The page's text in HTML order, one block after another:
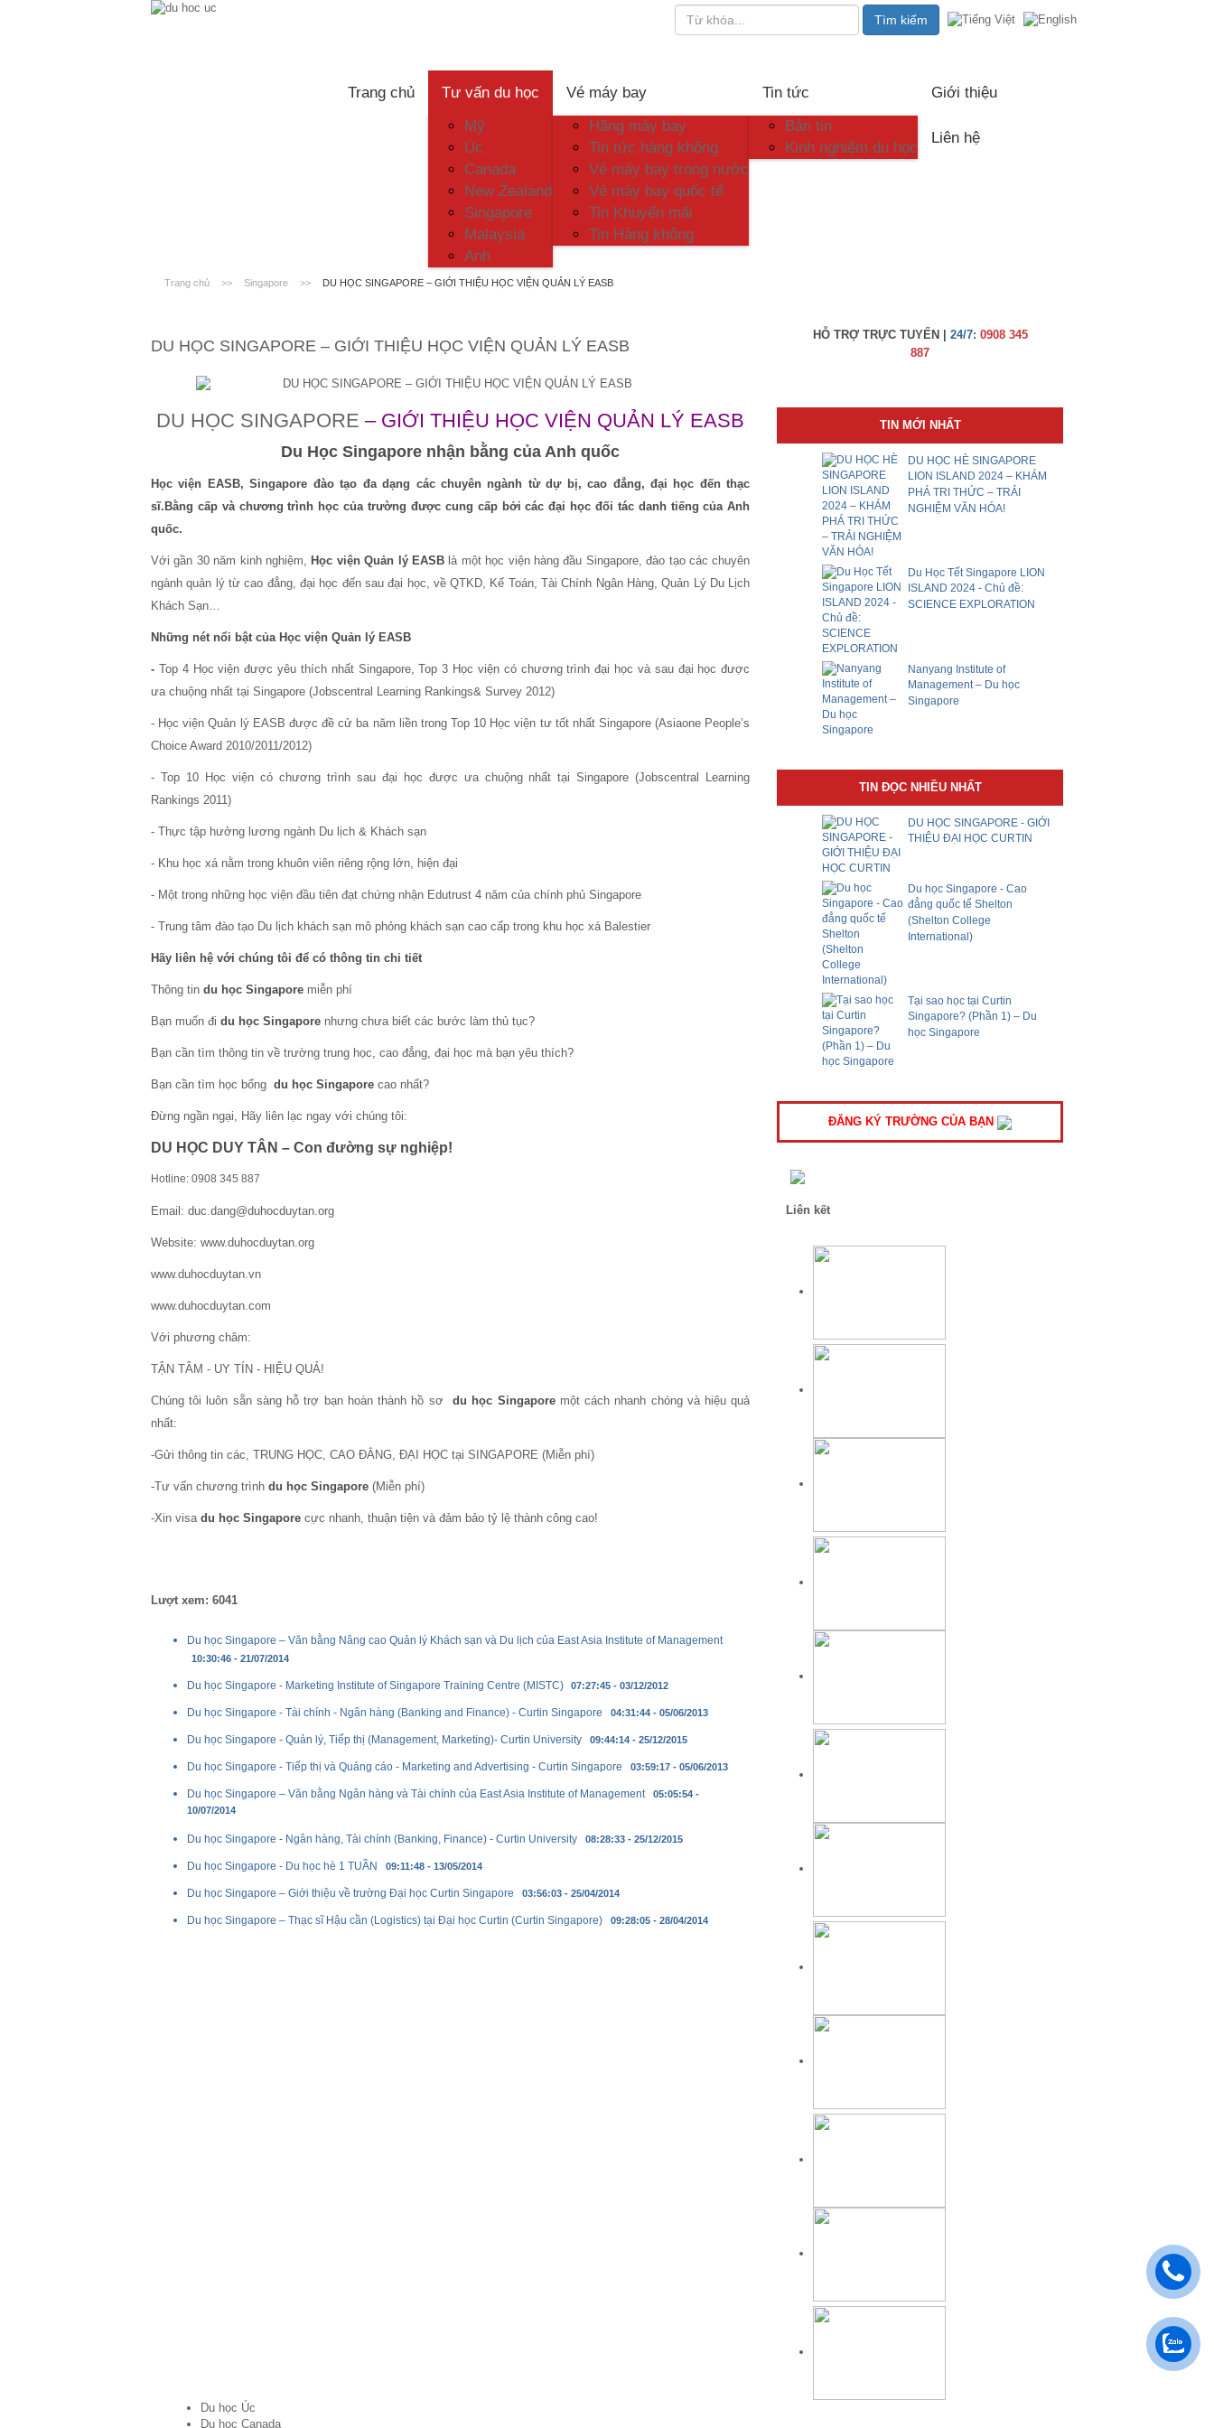
Trang chủ
Tư vấn du học
Mỹ
Úc
Canada
New Zealand
Singapore
Malaysia
Anh
Vé máy bay
Hãng máy bay
Tin tức hàng không
Vé máy bay trong nước
Vé máy bay quốc tế
Tin Khuyến mãi
Tin Hàng không
Tin tức
Bản tin
Kinh nghiệm du học
Giới thiệu
Liên hệ
Trang chủ >> Singapore >> DU HỌC SINGAPORE – GIỚI THIỆU HỌC VIỆN QUẢN LÝ EASB
DU HỌC SINGAPORE – GIỚI THIỆU HỌC VIỆN QUẢN LÝ EASB
DU HỌC SINGAPORE – GIỚI THIỆU HỌC VIỆN QUẢN LÝ EASB
Du Học Singapore nhận bằng của Anh quốc
Học viện EASB, Singapore đào tạo đa dạng các chuyên ngành từ dự bị, cao đẳng, đại học đến thạc
sĩ.Bằng cấp và chương trình học của trường được cung cấp bởi các đại học đối tác danh tiếng của Anh
quốc.
Với gần 30 năm kinh nghiệm, Học viện Quản lý EASBlà một học viện hàng đầu Singapore, đào tạo các chuyên
ngành quản lý từ cao đẳng, đại học đến sau đại học, về QTKD, Kế Toán, Tài Chính Ngân Hàng, Quản Lý Du Lịch
Khách Sạn…
Những nét nổi bật của Học viện Quản lý EASB
- Top 4 Học viện được yêu thích nhất Singapore, Top 3 Học viện có chương trình đại học và sau đại học được
ưa chuộng nhất tại Singapore (Jobscentral Learning Rankings& Survey 2012)
- Học viện Quản lý EASB được đề cử ba năm liền trong Top 10 Học viện tư tốt nhất Singapore (Asiaone People’s
Choice Award 2010/2011/2012)
- Top 10 Học viện có chương trình sau đại học được ưa chuộng nhất tại Singapore (Jobscentral Learning
Rankings 2011)
- Thực tập hưởng lương ngành Du lịch & Khách sạn
- Khu học xá nằm trong khuôn viên riêng rộng lớn, hiện đại
- Một trong những học viện đầu tiên đạt chứng nhận Edutrust 4 năm của chính phủ Singapore
- Trung tâm đào tạo Du lịch khách sạn mô phỏng khách sạn cao cấp trong khu học xá Balestier
Hãy liên hệ với chúng tôi để có thông tin chi tiết
Thông tin du học Singapore miễn phí
Bạn muốn đi du học Singapore nhưng chưa biết các bước làm thủ tục?
Bạn cần tìm thông tin về trường trung học, cao đẳng, đại học mà bạn yêu thích?
Bạn cần tìm học bổng du học Singapore cao nhất?
Đừng ngần ngại, Hãy liên lạc ngay với chúng tôi:
DU HỌC DUY TÂN – Con đường sự nghiệp!
Hotline: 0908 345 887
Email: duc.dang@duhocduytan.org
Website: www.duhocduytan.org
www.duhocduytan.vn
www.duhocduytan.com
Với phương châm:
TẬN TÂM - UY TÍN - HIỆU QUẢ!
Chúng tôi luôn sẵn sàng hỗ trợ bạn hoàn thành hồ sơdu học Singaporemột cách nhanh chóng và hiệu quả
nhất:
-Gửi thông tin các, TRUNG HỌC, CAO ĐẲNG, ĐẠI HỌC tại SINGAPORE (Miễn phí)
-Tư vấn chương trình du học Singapore (Miễn phí)
-Xin visa du học Singapore cực nhanh, thuận tiện và đảm bảo tỷ lệ thành công cao!
Lượt xem: 6041
Du học Singapore – Văn bằng Nâng cao Quản lý Khách sạn và Du lịch của East Asia Institute of Management
10:30:46 - 21/07/2014
Du học Singapore - Marketing Institute of Singapore Training Centre (MISTC) 07:27:45 - 03/12/2012
Du học Singapore - Tài chính - Ngân hàng (Banking and Finance) - Curtin Singapore 04:31:44 - 05/06/2013
Du học Singapore - Quản lý, Tiếp thị (Management, Marketing)- Curtin University 09:44:14 - 25/12/2015
Du học Singapore - Tiếp thị và Quảng cáo - Marketing and Advertising - Curtin Singapore 03:59:17 - 05/06/2013
Du học Singapore – Văn bằng Ngân hàng và Tài chính của East Asia Institute of Management 05:05:54 -
10/07/2014
Du học Singapore - Ngân hàng, Tài chính (Banking, Finance) - Curtin University 08:28:33 - 25/12/2015
Du học Singapore - Du học hè 1 TUẦN 09:11:48 - 13/05/2014
Du học Singapore – Giới thiệu về trường Đại học Curtin Singapore 03:56:03 - 25/04/2014
Du học Singapore – Thạc sĩ Hậu cần (Logistics) tại Đại học Curtin (Curtin Singapore) 09:28:05 - 28/04/2014
HỖ TRỢ TRỰC TUYẾN | 24/7: 0908 345
887
TIN MỚI NHẤT
DU HỌC HÈ SINGAPORE
LION ISLAND 2024 – KHÁM
PHÁ TRI THỨC – TRẢI
NGHIỆM VĂN HÓA!
Du Học Tết Singapore LION
ISLAND 2024 - Chủ đề:
SCIENCE EXPLORATION
​Nanyang Institute of
Management – Du học
Singapore
TIN ĐỌC NHIỀU NHẤT
DU HỌC SINGAPORE - GIỚI
THIỆU ĐẠI HỌC CURTIN
Du học Singapore - Cao
đẳng quốc tế Shelton
(Shelton College
International)
Tại sao học tại Curtin
Singapore? (Phần 1) – Du
học Singapore
ĐĂNG KÝ TRƯỜNG CỦA BẠN
Liên kết
Du học Úc
Du học Canada